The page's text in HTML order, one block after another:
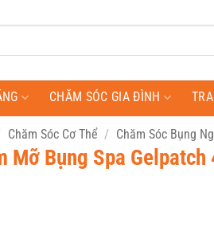
CHĂM SÓC GIA ĐÌNH
Chăm Sóc Cơ Thể / Chăm Sóc Bụng
Mỡ Bụng Spa